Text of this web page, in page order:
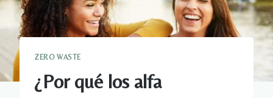
ZERO WASTE
¿Por qué los alfa